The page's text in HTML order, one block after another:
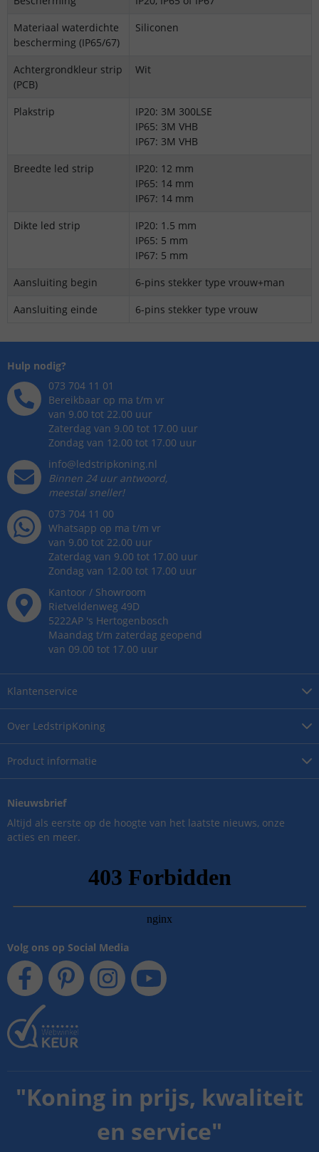
Materiaal waterdichte
bescherming (IP65/67)
Siliconen
Achtergrondkleur strip
(PCB)
Wit
Plakstrip
IP20: 3M 300LSE
IP65: 3M VHB
IP67: 3M VHB
Breedte led strip
IP20: 12 mm
IP65: 14 mm
IP67: 14 mm
Dikte led strip
IP20: 1.5 mm
IP65: 5 mm
IP67: 5 mm
Aansluiting begin
6-pins stekker type vrouw+man
Aansluiting einde
6-pins stekker type vrouw
Over LedstripKoning
Product informatie
Klantenservice
Hulp nodig?
073 704 11 01
Bereikbaar op ma t/m vr
van 9.00 tot 22.00 uur
Zaterdag van 9.00 tot 17.00 uur
Zondag van 12.00 tot 17.00 uur
info@ledstripkoning.nl
Binnen 24 uur antwoord,
meestal sneller!
073 704 11 00
Whatsapp op ma t/m vr
van 9.00 tot 22.00 uur
Zaterdag van 9.00 tot 17.00 uur
Zondag van 12.00 tot 17.00 uur
Kantoor / Showroom
Rietveldenweg 49D
5222AP 's Hertogenbosch
Maandag t/m zaterdag geopend
van 09.00 tot 17.00 uur
Nieuwsbrief
Altijd als eerste op de hoogte van het laatste nieuws, onze
acties en meer.
Volg ons op Social Media
"Koning in prijs, kwaliteit
en service"